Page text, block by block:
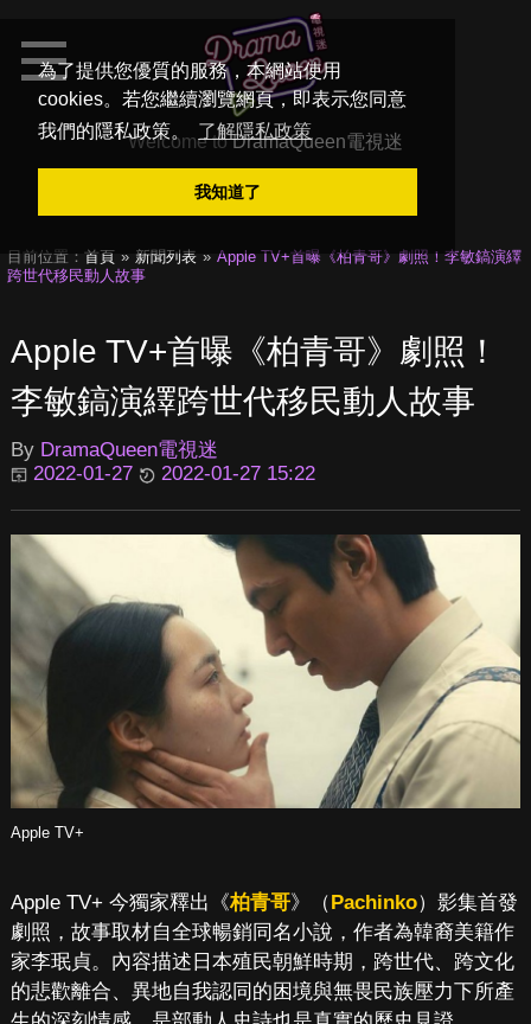
為了提供您優質的服務，本網站使用
cookies。若您繼續瀏覽網頁，即表示您同意
我們的隱私政策。
了解隱私政策
我知道了
Welcome toDramaQueen電視迷
目前位置： 首頁 新聞列表
Apple TV+首曝《柏青哥》劇照！李敏鎬演繹
跨世代移民動人故事
Apple TV+首曝《柏青哥》劇照！
李敏鎬演繹跨世代移民動人故事
By DramaQueen電視迷
2022-01-27
2022-01-27 15:22
Apple TV+
Apple TV+ 今獨家釋出《柏青哥》（ Pachinko）影集首發
劇照，故事取材自全球暢銷同名小說，作者為韓裔美籍作
家李珉貞。內容描述日本殖民朝鮮時期，跨世代、跨文化
的悲歡離合、異地自我認同的困境與無畏民族壓力下所產